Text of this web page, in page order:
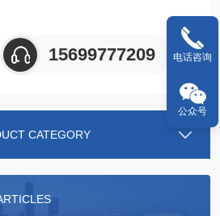
15699777209
CATEGORY
电话咨询
公众号